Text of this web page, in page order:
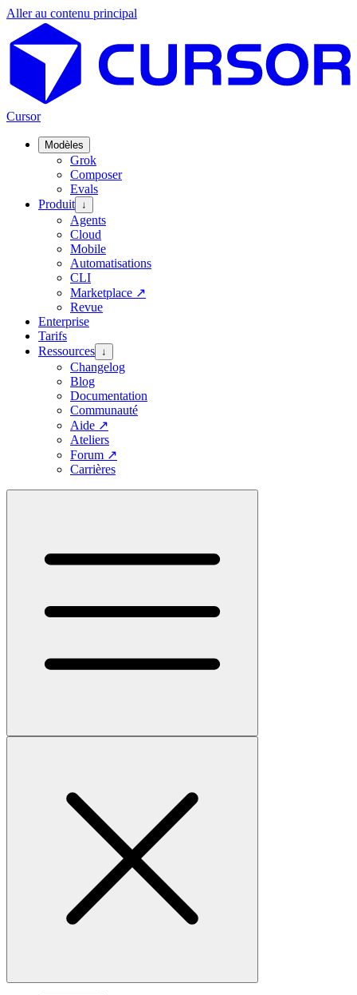
Aller au contenu principal
Cursor
Modèles
Grok
Composer
Evals
Produit ↓
Agents
Cloud
Mobile
Automatisations
CLI
Marketplace ↗
Revue
Enterprise
Tarifs
Ressources ↓
Changelog
Blog
Documentation
Communauté
Aide ↗
Ateliers
Forum ↗
Carrières